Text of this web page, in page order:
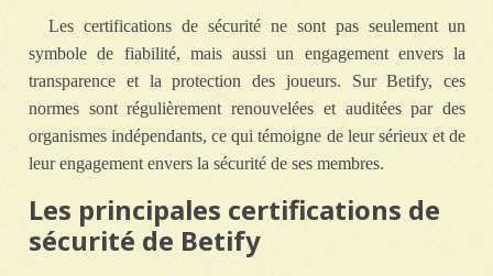
Les certifications de sécurité ne sont pas seulement un
symbole de fiabilité, mais aussi un engagement envers la
transparence et la protection des joueurs. Sur Betify, ces
normes sont régulièrement renouvelées et auditées par des
organismes indépendants, ce qui témoigne de leur sérieux et de
leur engagement envers la sécurité de ses membres.
Les principales certifications de
sécurité de Betify